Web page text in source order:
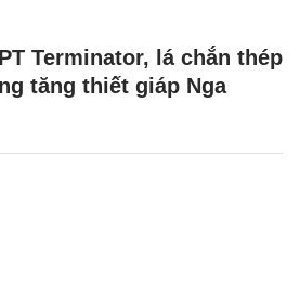
Terminator, lá chắn thép
tăng thiết giáp Nga